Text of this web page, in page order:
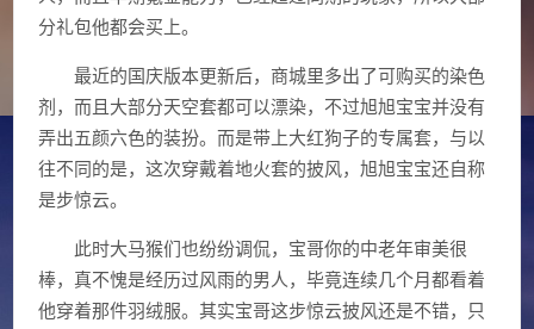
分礼包他都会买上。
最近的国庆版本更新后，商城里多出了可购买的染色
剂，而且大部分天空套都可以漂染，不过旭旭宝宝并没有
弄出五颜六色的装扮。而是带上大红狗子的专属套，与以
往不同的是，这次穿戴着地火套的披风，旭旭宝宝还自称
是步惊云。
此时大马猴们也纷纷调侃，宝哥你的中老年审美很
棒，真不愧是经历过风雨的男人，毕竟连续几个月都看着
他穿着那件羽绒服。其实宝哥这步惊云披风还是不错，只